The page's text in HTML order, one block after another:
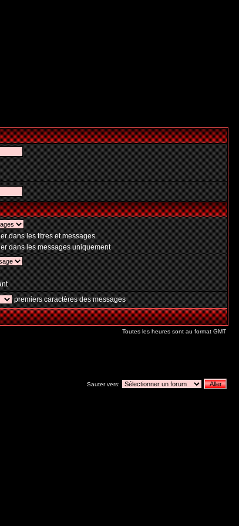
dans les titres et messages
dans les messages uniquement
premiers caractères des messages
Toutes les heures sont au format GMT
Sauter vers: